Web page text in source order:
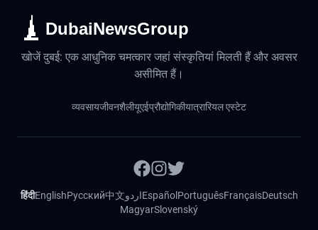
DubaiNewsGroup
खोजें दुबई: एक आधुनिक चमत्कार जहां संस्कृतियां मिलती हैं और अवसर
असीमित हैं।
व्यवसायजीवनशैलीयूएईप्रौद्योगिकीयात्रारियल एस्टेट
हिंदीEnglishРусский中文اردوEspañol PortuguêsFrançaisDeutsch
MagyarSlovenský